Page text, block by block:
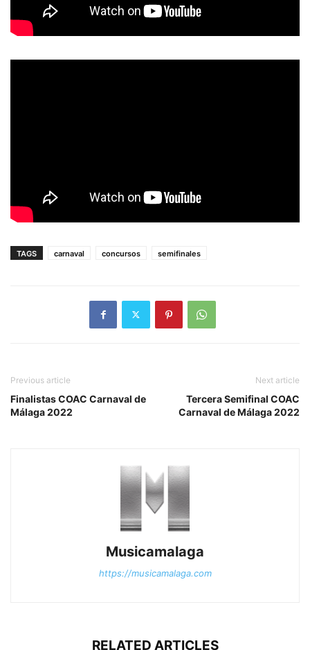
TAGS carnaval concursos semifinales
Previous article
Finalistas COAC Carnaval de
Málaga 2022
Next article
Tercera Semifinal COAC
Carnaval de Málaga 2022
Musicamalaga
https://musicamalaga.com
RELATED ARTICLES